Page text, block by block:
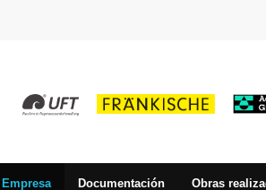
Empresa Documentación Obras